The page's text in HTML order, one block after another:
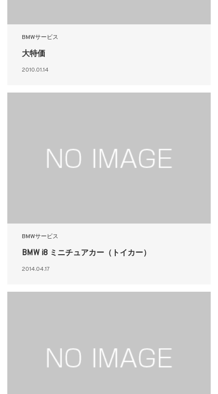
BMWサービス
大特価
2010.01.14
BMWサービス
BMW i8 ミニチュアカー（トイカー）
2014.04.17